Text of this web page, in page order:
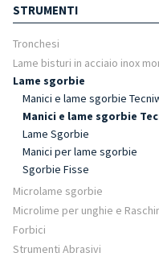
STRUMENTI
Tronchesi
Lame bisturi in acciaio inox
Lame sgorbie
Manici e lame sgorbie
Manici e lame sgorbie
Lame Sgorbie
Manici per lame sgorbie
Sgorbie Fisse
Microlame sgorbie
Microlime per unghie e
Forbici
Strumenti Abrasivi